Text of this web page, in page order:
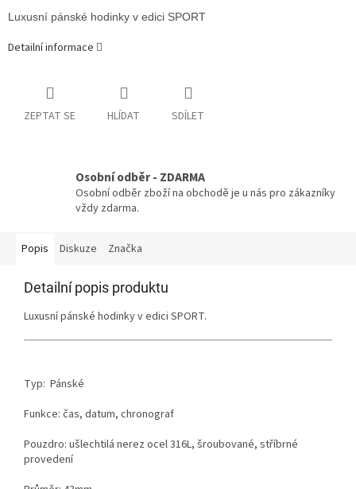
Luxusní pánské hodinky v edici SPORT
Detailní informace
ZEPTAT SE HLÍDAT SDÍLET
Osobní odběr - ZDARMA
Osobní odběr zboží na obchodě je u nás pro zákazníky
vždy zdarma.
Popis Diskuze Značka
Detailní popis produktu
Luxusní pánské hodinky v edici SPORT.
Typ: Pánské
Funkce: čas, datum, chronograf
Pouzdro: ušlechtilá nerez ocel 316L, šroubované, stříbrné
provedení